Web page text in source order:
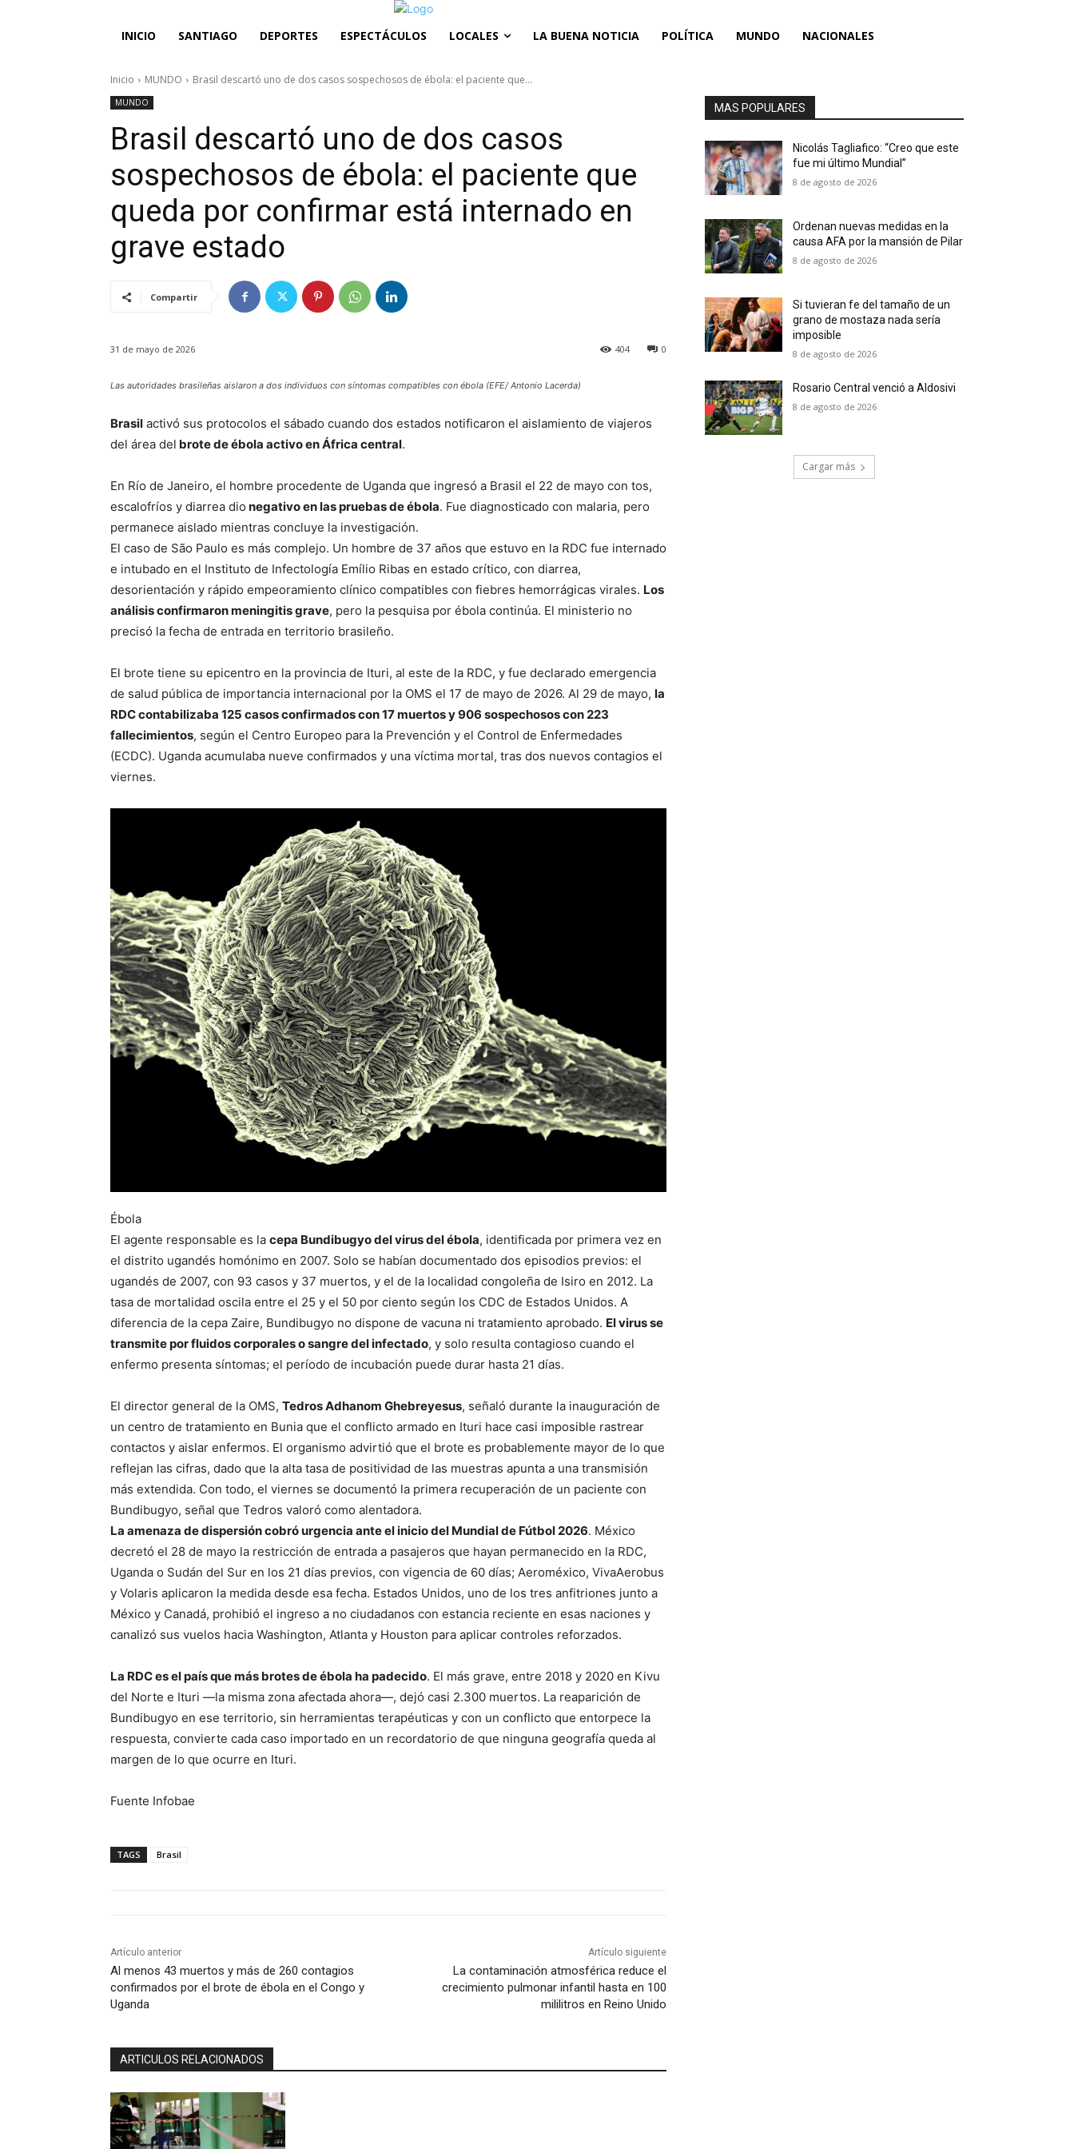
INICIO SANTIAGO DEPORTES ESPECTÁCULOS LOCALES LA BUENA NOTICIA POLÍTICA MUNDO NACIONALES
Inicio MUNDO Brasil descartó uno de dos casos sospechosos de ébola: el paciente que...
MUNDO
Brasil descartó uno de dos casos
sospechosos de ébola: el paciente que
queda por confirmar está internado en
grave estado
Compartir
31 de mayo de 2026 0
404
Las autoridades brasileñas aislaron a dos individuos con síntomas compatibles con ébola (EFE/ Antonio Lacerda)
Brasil activó sus protocolos el sábado cuando dos estados notificaron el aislamiento de viajeros
del área del brote de ébola activo en África central.
En Río de Janeiro, el hombre procedente de Uganda que ingresó a Brasil el 22 de mayo con tos,
escalofríos y diarrea dio negativo en las pruebas de ébola. Fue diagnosticado con malaria, pero
permanece aislado mientras concluye la investigación.
El caso de São Paulo es más complejo. Un hombre de 37 años que estuvo en la RDC fue internado
e intubado en el Instituto de Infectología Emílio Ribas en estado crítico, con diarrea,
desorientación y rápido empeoramiento clínico compatibles con fiebres hemorrágicas virales. Los
análisis confirmaron meningitis grave, pero la pesquisa por ébola continúa. El ministerio no
precisó la fecha de entrada en territorio brasileño.
El brote tiene su epicentro en la provincia de Ituri, al este de la RDC, y fue declarado emergencia
de salud pública de importancia internacional por la OMS el 17 de mayo de 2026. Al 29 de mayo, la
RDC contabilizaba 125 casos confirmados con 17 muertos y 906 sospechosos con 223
fallecimientos, según el Centro Europeo para la Prevención y el Control de Enfermedades
(ECDC). Uganda acumulaba nueve confirmados y una víctima mortal, tras dos nuevos contagios el
viernes.
Ébola
El agente responsable es la cepa Bundibugyo del virus del ébola, identificada por primera vez en
el distrito ugandés homónimo en 2007. Solo se habían documentado dos episodios previos: el
ugandés de 2007, con 93 casos y 37 muertos, y el de la localidad congoleña de Isiro en 2012. La
tasa de mortalidad oscila entre el 25 y el 50 por ciento según los CDC de Estados Unidos. A
diferencia de la cepa Zaire, Bundibugyo no dispone de vacuna ni tratamiento aprobado. El virus se
transmite por fluidos corporales o sangre del infectado, y solo resulta contagioso cuando el
enfermo presenta síntomas; el período de incubación puede durar hasta 21 días.
El director general de la OMS, Tedros Adhanom Ghebreyesus, señaló durante la inauguración de
un centro de tratamiento en Bunia que el conflicto armado en Ituri hace casi imposible rastrear
contactos y aislar enfermos. El organismo advirtió que el brote es probablemente mayor de lo que
reflejan las cifras, dado que la alta tasa de positividad de las muestras apunta a una transmisión
más extendida. Con todo, el viernes se documentó la primera recuperación de un paciente con
Bundibugyo, señal que Tedros valoró como alentadora.
La amenaza de dispersión cobró urgencia ante el inicio del Mundial de Fútbol 2026. México
decretó el 28 de mayo la restricción de entrada a pasajeros que hayan permanecido en la RDC,
Uganda o Sudán del Sur en los 21 días previos, con vigencia de 60 días; Aeroméxico, VivaAerobus
y Volaris aplicaron la medida desde esa fecha. Estados Unidos, uno de los tres anfitriones junto a
México y Canadá, prohibió el ingreso a no ciudadanos con estancia reciente en esas naciones y
canalizó sus vuelos hacia Washington, Atlanta y Houston para aplicar controles reforzados.
La RDC es el país que más brotes de ébola ha padecido. El más grave, entre 2018 y 2020 en Kivu
del Norte e Ituri —la misma zona afectada ahora—, dejó casi 2.300 muertos. La reaparición de
Bundibugyo en ese territorio, sin herramientas terapéuticas y con un conflicto que entorpece la
respuesta, convierte cada caso importado en un recordatorio de que ninguna geografía queda al
margen de lo que ocurre en Ituri.
Fuente Infobae
TAGS Brasil
Artículo anterior
Al menos 43 muertos y más de 260 contagios
confirmados por el brote de ébola en el Congo y
Uganda
Artículo siguiente
La contaminación atmosférica reduce el
crecimiento pulmonar infantil hasta en 100
mililitros en Reino Unido
ARTICULOS RELACIONADOS
MAS POPULARES
Nicolás Tagliafico: “Creo que este
fue mi último Mundial”
8 de agosto de 2026
Ordenan nuevas medidas en la
causa AFA por la mansión de Pilar
8 de agosto de 2026
Si tuvieran fe del tamaño de un
grano de mostaza nada sería
imposible
8 de agosto de 2026
Rosario Central venció a Aldosivi
8 de agosto de 2026
Cargar más